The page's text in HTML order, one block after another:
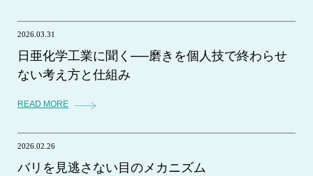
2026.03.31
日亜化学工業に聞く──磨きを個人技で終わらせ
ない考え方と仕組み
READ MORE
2026.02.26
バリを見逃さない目のメカニズム